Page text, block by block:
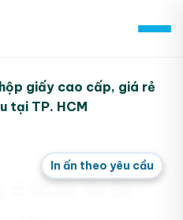
giấy cao cấp, giá rẻ
tại TP. HCM
In ấn theo yêu cầu